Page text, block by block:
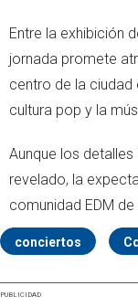
Entre la exhibición
jornada promete
centro de la ciudad
cultura pop y la
Aunque los
revelado, la
comunidad EDM
conciertos
PUBLICIDAD